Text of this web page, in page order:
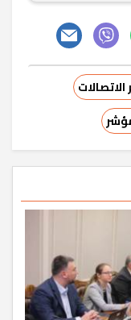
الاتصالات